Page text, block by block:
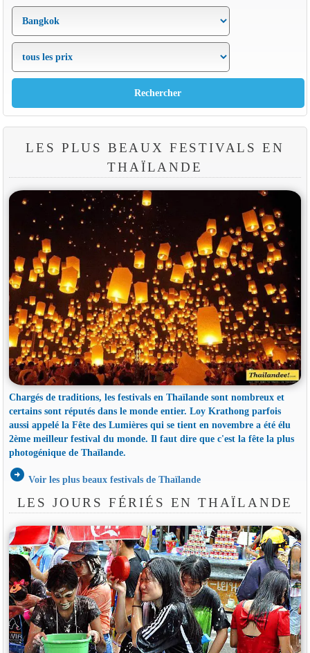
LES PLUS BEAUX FESTIVALS EN
THAÏLANDE
Chargés de traditions, les festivals en Thaïlande sont nombreux et
certains sont réputés dans le monde entier. Loy Krathong parfois
aussi appelé la Fête des Lumières qui se tient en novembre a été élu
2ème meilleur festival du monde. Il faut dire que c'est la fête la plus
photogénique de Thaïlande.
arrow_circle_right Voir les plus beaux festivals de Thaïlande
LES JOURS FÉRIÉS EN THAÏLANDE